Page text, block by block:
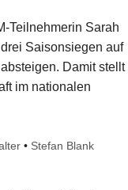
Teilnehmerin Sarah
Saisonsiegen auf
Damit stellt
im nationalen
• Stefan Blank